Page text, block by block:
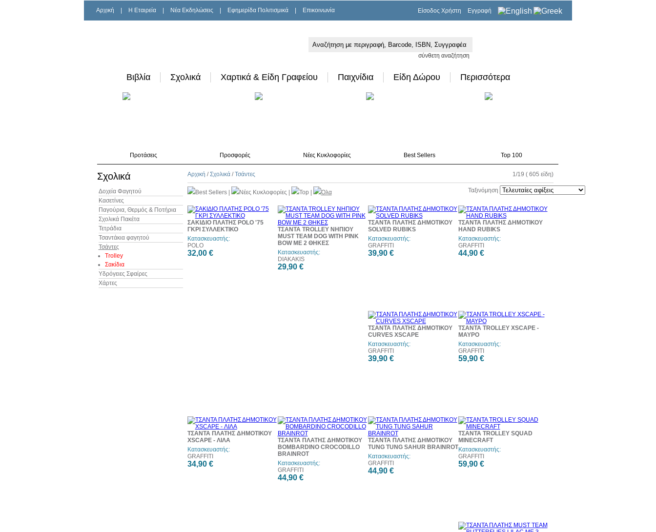
Αρχική H Εταιρεία Νέα Εκδηλώσεις Εφημερίδα Πολιτισμικά Επικοινωνία Είσοδος Χρήστη Εγγραφή
σύνθετη αναζήτηση
Βιβλία Σχολικά Χαρτικά & Είδη Γραφείου Παιχνίδια Είδη Δώρου Περισσότερα
Προτάσεις Προσφορές Νέες Κυκλοφορίες Best Sellers Top 100
Σχολικά
Δοχεία Φαγητού
Κασετίνες
Παγούρια, Θερμός & Ποτήρια
Σχολικά Πακέτα
Τετράδια
Τσαντάκια φαγητού
Τσάντες
Trolley
Σακίδια
Υδρόγειες Σφαίρες
Χάρτες
Αρχική /Σχολικά /Τσάντες 1/19 ( 605 είδη)
Best Sellers| Νέες Κυκλοφορίες Top Όλα Ταξινόμηση
ΣΑΚΙΔΙΟ ΠΛΑΤΗΣ POLO '75
ΓΚΡΙ ΣΥΛΛΕΚΤΙΚΟ
Κατασκευαστής:
POLO
32,00 €
ΤΣΑΝΤΑ TROLLEY ΝΗΠΙΟΥ
MUST TEAM DOG WITH PINK
BOW ΜΕ 2 ΘΗΚΕΣ
Κατασκευαστής:
DIAKAKIS
29,90 €
ΤΣΑΝΤΑ ΠΛΑΤΗΣ ΔΗΜΟΤΙΚΟΥ
SOLVED RUBIKS
Κατασκευαστής:
GRAFFITI
39,90 €
ΤΣΑΝΤΑ ΠΛΑΤΗΣ ΔΗΜΟΤΙΚΟΥ
HAND RUBIKS
Κατασκευαστής:
GRAFFITI
44,90 €
ΤΣΑΝΤΑ ΠΛΑΤΗΣ ΔΗΜΟΤΙΚΟΥ
CURVES XSCAPE
Κατασκευαστής:
GRAFFITI
39,90 €
ΤΣΑΝΤΑ TROLLEY XSCAPE -
ΜΑΥΡΟ
Κατασκευαστής:
GRAFFITI
59,90 €
ΤΣΑΝΤΑ ΠΛΑΤΗΣ ΔΗΜΟΤΙΚΟΥ
XSCAPE - ΛΙΛΑ
Κατασκευαστής:
GRAFFITI
34,90 €
ΤΣΑΝΤΑ ΠΛΑΤΗΣ ΔΗΜΟΤΙΚΟΥ
BOMBARDINO CROCODILLO
BRAINROT
Κατασκευαστής:
GRAFFITI
44,90 €
ΤΣΑΝΤΑ ΠΛΑΤΗΣ ΔΗΜΟΤΙΚΟΥ
TUNG TUNG SAHUR BRAINROT
Κατασκευαστής:
GRAFFITI
44,90 €
ΤΣΑΝΤΑ TROLLEY SQUAD
MINECRAFT
Κατασκευαστής:
GRAFFITI
59,90 €